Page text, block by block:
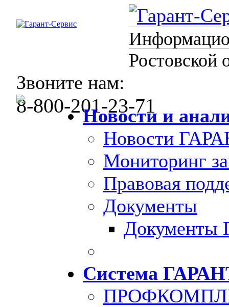
Ростовской
Звоните нам:
8-800-201-23-71
Новости и
Новости
Мониторинг
Правовая
Документы
Документы
Система